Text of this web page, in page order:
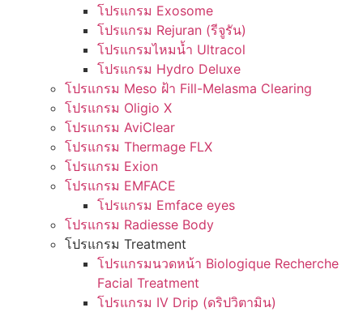
โปรแกรม Exosome
โปรแกรม Rejuran (รีจูรัน)
โปรแกรมไหมน้ำ Ultracol
โปรแกรม Hydro Deluxe
โปรแกรม Meso ฝ้า Fill-Melasma Clearing
โปรแกรม Oligio X
โปรแกรม AviClear
โปรแกรม Thermage FLX
โปรแกรม Exion
โปรแกรม EMFACE
โปรแกรม Emface eyes
โปรแกรม Radiesse Body
โปรแกรม Treatment
โปรแกรมนวดหน้า Biologique Recherche
Facial Treatment
โปรแกรม IV Drip (ดริปวิตามิน)